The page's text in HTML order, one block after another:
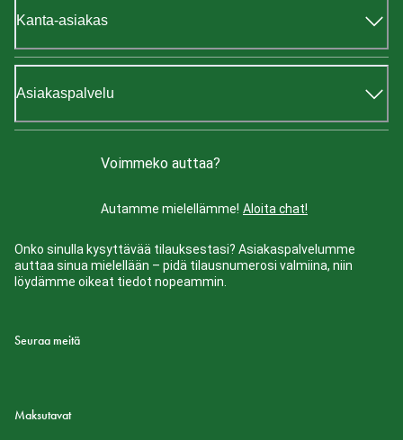
Kanta-asiakas
Asiakaspalvelu
Voimmeko auttaa?
Autamme mielellämme! Aloita chat!
Onko sinulla kysyttävää tilauksestasi? Asiakaspalvelumme
auttaa sinua mielellään – pidä tilausnumerosi valmiina, niin
löydämme oikeat tiedot nopeammin.
Seuraa meitä
Maksutavat